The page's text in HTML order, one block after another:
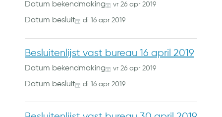
Datum bekendmaking vr 26 apr 2019
Datum besluit di 16 apr 2019
Besluitenlijst vast bureau 16 april 2019
Datum bekendmaking vr 26 apr 2019
Datum besluit di 16 apr 2019